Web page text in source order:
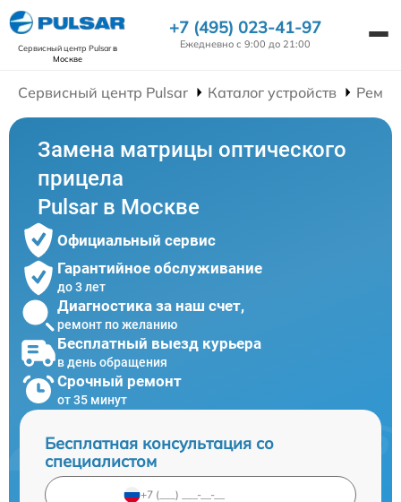
Сервисный центр Pulsarв
Москве
+7 (495) 023-41-97
Ежедневно с 9:00 до 21:00
Сервисный центр Pulsar Каталог устройств
Замена матрицы оптического
прицела
Pulsar в Москве
Официальный сервис
Гарантийное обслуживание
до 3 лет
Диагностика за наш счет,
ремонт по желанию
Бесплатный выезд курьера
в день обращения
Срочный ремонт
от 35 минут
Бесплатная консультация со
специалистом